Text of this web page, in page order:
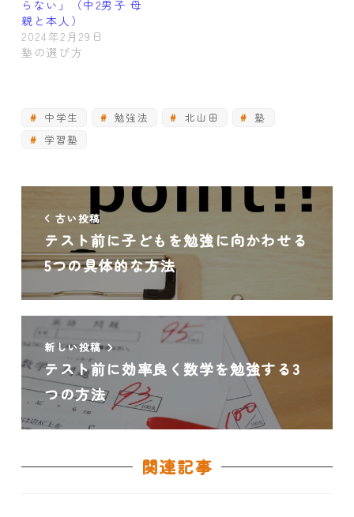
らない」（中2男子 母
親と本人）
2024年2月29日
塾の選び方
中学生 勉強法 北山田
塾
学習塾
古い投稿
テスト前に子どもを勉強に向かわせる
5つの具体的な方法
新しい投稿
テスト前に効率良く数学を勉強する3
つの方法
関連記事